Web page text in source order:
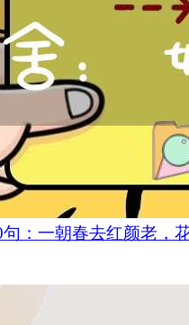
：一朝春去红颜老，